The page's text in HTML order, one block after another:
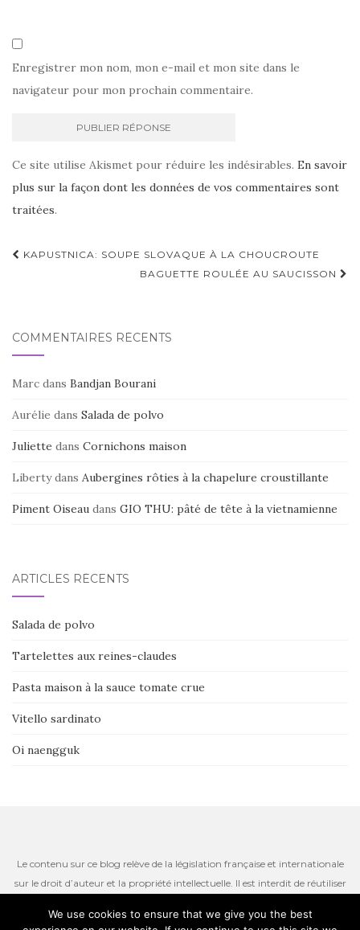
Enregistrer mon nom, mon e-mail et mon site dans le
navigateur pour mon prochain commentaire.
Ce site utilise Akismet pour réduire les indésirables. En savoir
plus sur la façon dont les données de vos commentaires sont
traitées.
Navigation
KAPUSTNICA: SOUPE SLOVAQUE À LA CHOUCROUTE
BAGUETTE ROULÉE AU SAUCISSON
COMMENTAIRES RÉCENTS
Marc dans Bandjan Bourani
Aurélie dans Salada de polvo
Juliette dans Cornichons maison
Libertydans Aubergines rôties à la chapelure croustillante
Piment Oiseau dans GIO THU: pâté de tête à la vietnamienne
ARTICLES RÉCENTS
Salada de polvo
Tartelettes aux reines-claudes
Pasta maison à la sauce tomate crue
Vitello sardinato
Oi naengguk
Le contenu sur ce blog relève de la législation française et internationale
sur le droit d’auteur et la propriété intellectuelle. Il est interdit de réutiliser
autres ressources iconographiques qui restent la propriété de l’auteur.
We use cookies to ensure that we give you the best